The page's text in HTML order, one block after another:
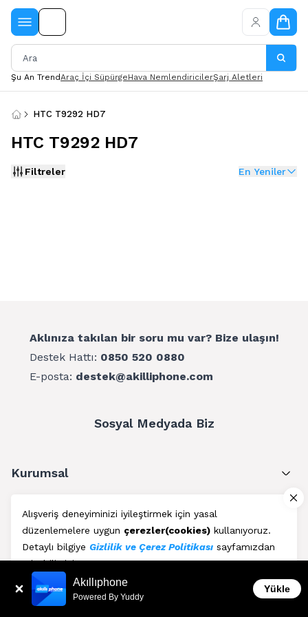
Alışveriş deneyiminizi iyileştirmek için yasal
düzenlemelere uygun çerezler(cookies) kullanıyoruz.
Detaylı bilgiye Gizlilik ve Çerez Politikası sayfamızdan
erişebilirsiniz.
Kabul Et
Şu An TrendAraç İçi SüpürgeHava NemlendiricilerŞarj Aletleri
HTC T9292 HD7
HTC T9292 HD7
Filtreler En Yeniler
Aklınıza takılan bir soru mu var? Bize ulaşın!
Destek Hattı: 0850 520 0880
E-posta: destek@akilliphone.com
Sosyal Medyada Biz
Kurumsal
Müşteri Hizmetleri
Üyelik
Blog Akıllıphone
Powered By Yuddy
Yükle